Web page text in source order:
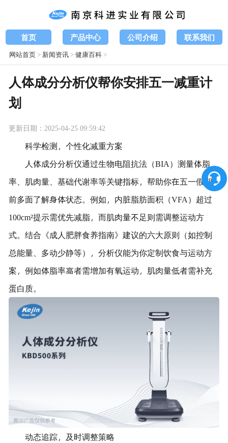
首页 产品中心 公司介绍 联系我们
网站首页> 新闻资讯>健康百科>
人体成分分析仪帮你安排五一减重计
划
更新日期：2025-04-25 09:59:42
科学检测，个性化减重方案
人体成分分析仪通过生物电阻抗法（BIA）测量体脂
率、肌肉量、基础代谢率等关键指标，帮助你在五一假期
前多面了解身体状态。例如，内脏脂肪面积（VFA）超过
100cm²提示需优先减脂，而肌肉量不足则需调整运动方
式。结合《成人肥胖食养指南》建议的六大原则（如控制
总能量、多动少静等），分析仪能为你定制饮食与运动方
案，例如体脂率高者需增加有氧运动，肌肉量低者需补充
蛋白质。
动态追踪，及时调整策略